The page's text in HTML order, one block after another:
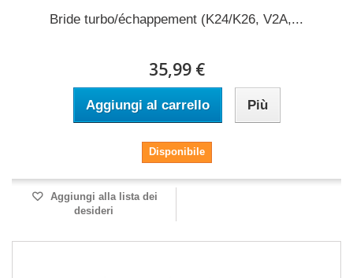
Bride turbo/échappement (K24/K26, V2A,...
35,99 €
Aggiungi al carrello Più
Disponibile
Aggiungi alla lista dei
desideri